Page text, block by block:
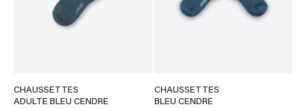
CHAUSSETTES
ADULTE BLEU CENDRE
CHAUSSETTES
BLEU CENDRE